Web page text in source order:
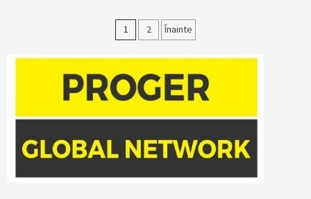
Paginație
articole
1 2 Înainte